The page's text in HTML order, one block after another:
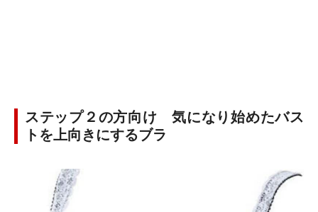
ステップ２の方向け 気になり始めたバス
トを上向きにするブラ